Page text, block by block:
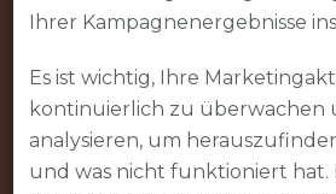
Ihrer Kampagnenergebnisse
Es ist wichtig, Ihre
kontinuierlich zu überwachen
analysieren, um
und was nicht funktioniert hat.